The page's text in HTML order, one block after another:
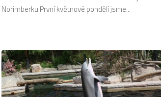
Norimberku První květnové pondělí jsme...